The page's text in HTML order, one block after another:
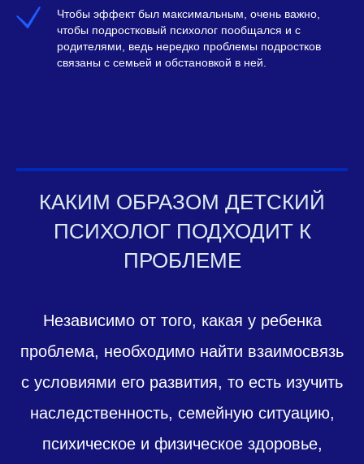
Чтобы эффект был максимальным, очень важно,
чтобы подростковый психолог пообщался и с
родителями, ведь нередко проблемы подростков
связаны с семьей и обстановкой в ней.
КАКИМ ОБРАЗОМ ДЕТСКИЙ
ПСИХОЛОГ ПОДХОДИТ К
ПРОБЛЕМЕ
Независимо от того, какая у ребенка
проблема, необходимо найти взаимосвязь
с условиями его развития, то есть изучить
наследственность, семейную ситуацию,
психическое и физическое здоровье,